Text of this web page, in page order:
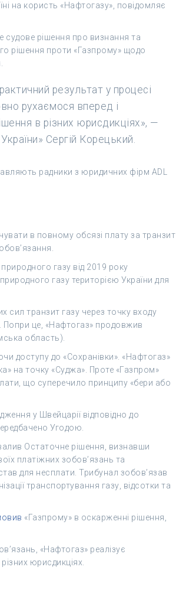
на користь «Нафтогазу», повідомляє
судове рішення про визнання та
рішення проти «Газпрому» щодо
результат у процесі
рухаємося вперед і
в різних юрисдикціях», —
Сергій Корецький.
радники з юридичних фірм ADL
в повному обсязі плату за транзит
газу від 2019 року
газу територією України для
сил транзит газу через точку входу
це, «Нафтогаз» продовжив
область).
доступу до «Сохранівки». «Нафтогаз»
на точку «Суджа». Проте «Газпром»
що суперечило принципу «бери або
у Швейцарії відповідно до
Угодою.
Остаточне рішення, визнавши
платіжних зобов’язань та
для несплати. Трибунал зобов’язав
транспортування газу, відсотки та
«Газпрому» в оскарженні рішення,
«Нафтогаз» реалізує
юрисдикціях.